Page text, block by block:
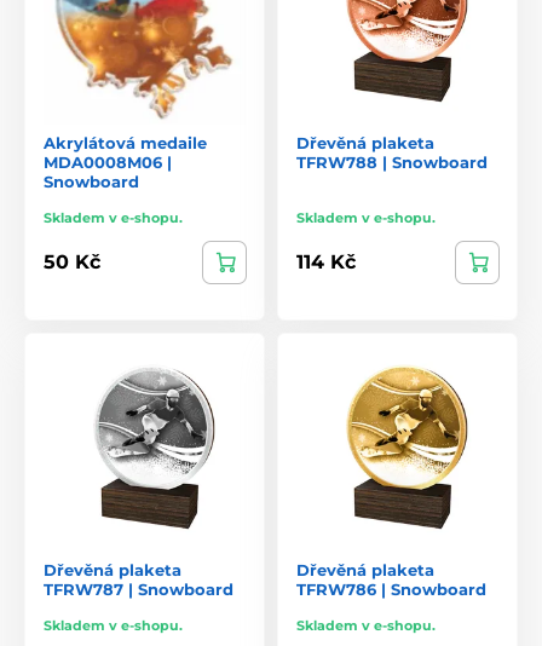
Akrylátová medaile
MDA0008M06 |
Snowboard
Skladem v e-shopu.
50 Kč
Dřevěná plaketa
TFRW788 | Snowboard
Skladem v e-shopu.
114 Kč
Dřevěná plaketa
TFRW787 | Snowboard
Skladem v e-shopu.
Dřevěná plaketa
TFRW786 | Snowboard
Skladem v e-shopu.